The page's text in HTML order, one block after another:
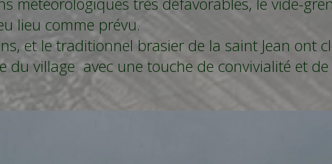
lieu comme prévu.
et le traditionnel brasier de la saint Jean ont
du village avec une touche de convivialité et